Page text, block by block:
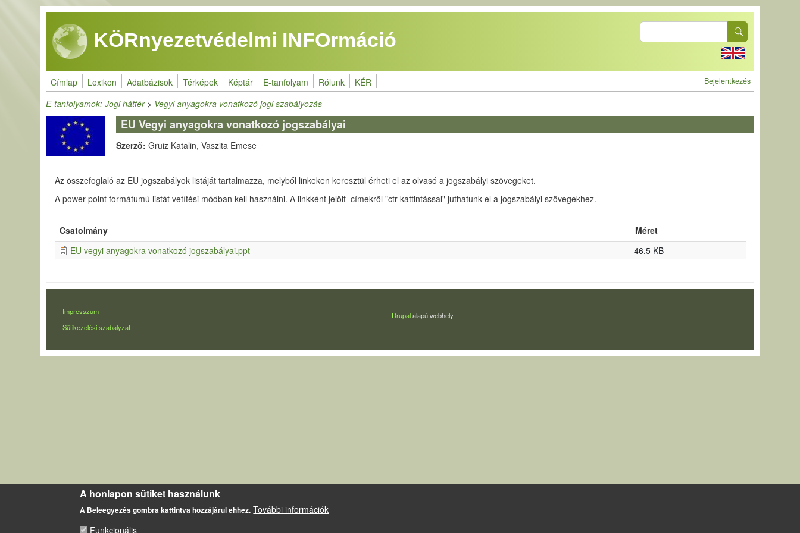
Ugrás a tartalomra
KÖRnyezetvédelmi INFOrmáció
Search
Címlap Lexikon Adatbázisok Térképek Képtár E-tanfolyam Rólunk KÉR User account
Bejelentkezés
E-tanfolyamok: Jogi háttér> Vegyi anyagokra vonatkozó jogi szabályozás
EU Vegyi anyagokra vonatkozó jogszabályai
Szerző:Gruiz Katalin, Vaszita Emese
Az összefoglaló az EU jogszabályok listáját tartalmazza, melyből linkeken keresztül érheti el az olvasó a jogszabályi szövegeket.
A power point formátumú listát vetítési módban kell használni. A linkként jelölt címekről "ctr kattintással" juthatunk el a jogszabályi szövegekhez.
Csatolmány
Méret
EU vegyi anyagokra vonatkozó jogszabályai.ppt
46.5 KB
LÁBLÉC
Impresszum
Sütikezelési szabályzat
Drupalalapú webhely
A honlapon sütiket használunk
A Beleegyezés gombra kattintva hozzájárul ehhez. További információk
Funkcionális